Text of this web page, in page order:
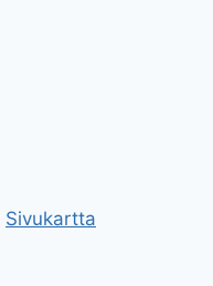
Sivukartta